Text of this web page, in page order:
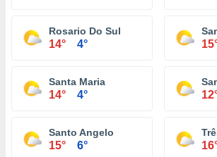
Rosario Do Sul
14° 4°
Santa Maria
14° 4°
Santo Angelo
15° 6°